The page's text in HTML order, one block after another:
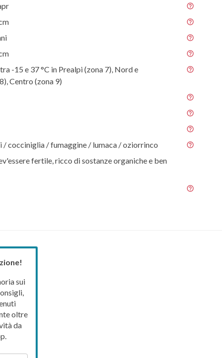
-15 e 37 °C in Prealpi (zona 7), Nord e
Centro (zona 9)
/ cocciniglia / fumaggine / lumaca / oziorrinco
fertile, ricco di sostanze organiche e ben
sui
oltre
da